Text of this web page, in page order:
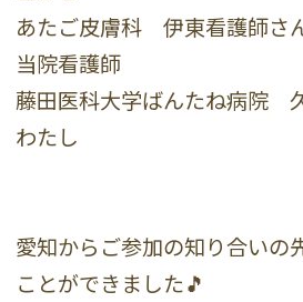
あたご皮膚科 伊東看護師さ
当院看護師
藤田医科大学ばんたね病院
わたし
愛知からご参加の知り合いの
ことができました🎵